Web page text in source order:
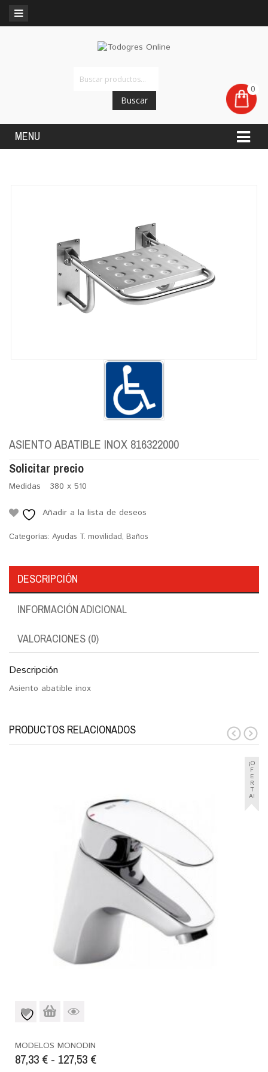
0
MENU
Buscar
ASIENTO ABATIBLE INOX 816322000
Solicitar precio
Medidas 380 x 510
Añadir a la lista de deseos
Categorías: Ayudas T. movilidad, Baños
DESCRIPCIÓN
INFORMACIÓN ADICIONAL
VALORACIONES (0)
Descripción
Asiento abatible inox
PRODUCTOS RELACIONADOS
¡O
F
E
R
T
A!
MODELOS MONODIN
87,33 € - 127,53 €
prev next